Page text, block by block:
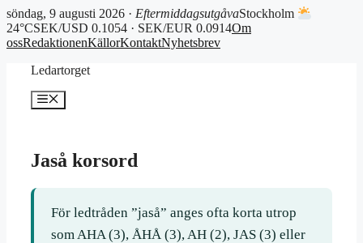
söndag, 9 augusti 2026 · EftermiddagsutgåvaStockholm
24°CSEK/USD 0.1054 · SEK/EUR 0.0914Om
ossRedaktionenKällorKontaktNyhetsbrev
Ledartorget
Meny
Jaså korsord
För ledtråden ”jaså” anges ofta korta utrop
som AHA (3), ÅHÅ (3), AH (2), JAS (3) eller